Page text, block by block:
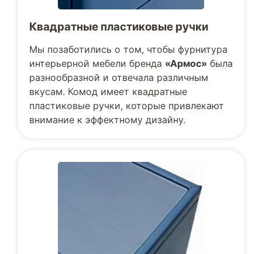
Квадратные пластиковые ручки
Мы позаботились о том, чтобы фурнитура
интерьерной мебели бренда «Армос» была
разнообразной и отвечала различным
вкусам. Комод имеет квадратные
пластиковые ручки, которые привлекают
внимание к эффектному дизайну.